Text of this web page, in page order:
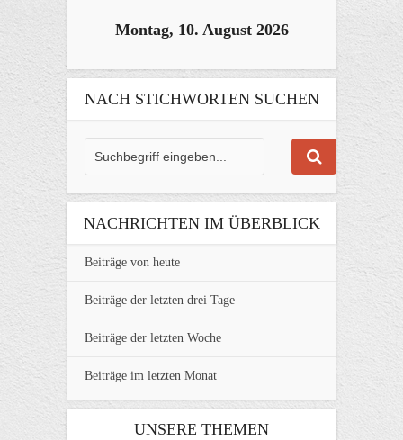
Montag, 10. August 2026
NACH STICHWORTEN SUCHEN
NACHRICHTEN IM ÜBERBLICK
Beiträge von heute
Beiträge der letzten drei Tage
Beiträge der letzten Woche
Beiträge im letzten Monat
UNSERE THEMEN